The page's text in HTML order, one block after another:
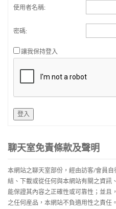
使用者名稱:
密碼:
讓我保持登入
登入
聊天室免責條款及聲明
本網站之聊天室部份，經由訪客/會員
結、下載或從任何與本網站有關之資訊
能保證其內容之正確性或可靠性；並且
之任何産品，本網站不負適用性之責任